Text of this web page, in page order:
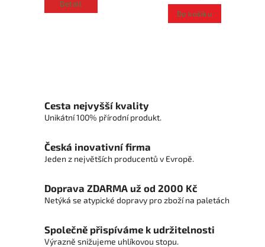
Detail
Do košíku
Cesta nejvyšší kvality
Unikátní 100% přírodní produkt.
Česká inovativní firma
Jeden z největších producentů v Evropě.
Doprava ZDARMA už od 2000 Kč
Netýká se atypické dopravy pro zboží na paletách
Společně přispíváme k udržitelnosti
Výrazně snižujeme uhlíkovou stopu.